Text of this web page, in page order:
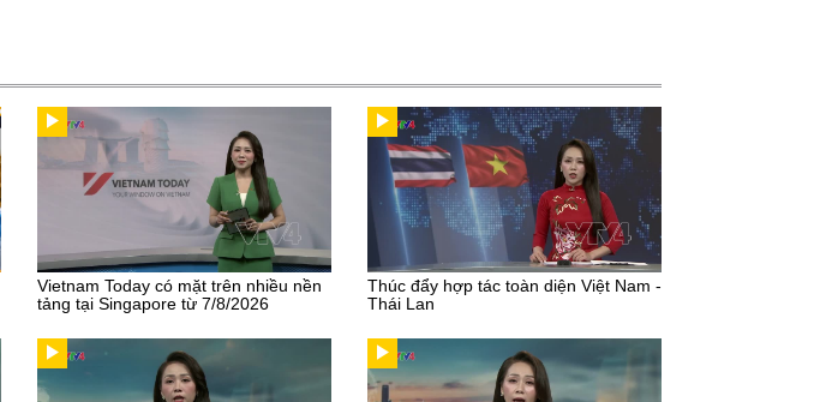
Vietnam Today có mặt trên nhiều nền
tảng tại Singapore từ 7/8/2026
Thúc đẩy hợp tác toàn diện Việt Nam -
Thái Lan